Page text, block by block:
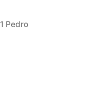
Posted
1 Pedro